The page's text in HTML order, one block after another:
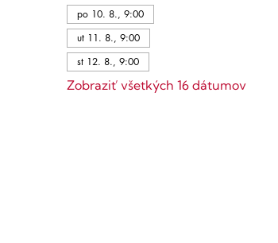
po 10. 8., 9:00
ut 11. 8., 9:00
st 12. 8., 9:00
Zobraziť všetkých 16 dátumov